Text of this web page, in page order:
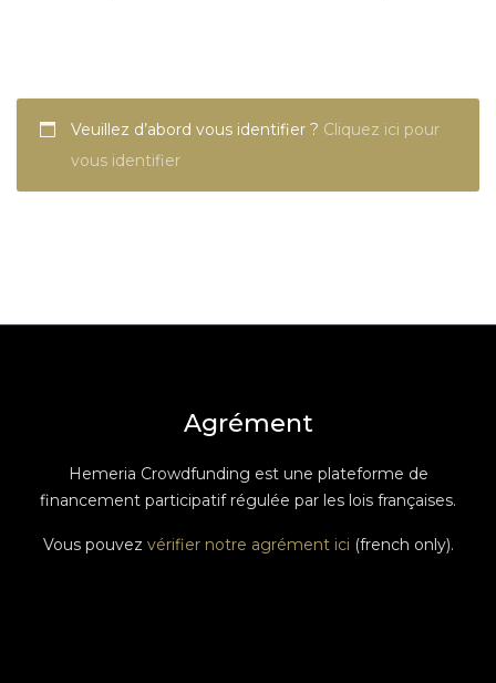
Veuillez d’abord vous identifier ? Cliquez ici pour
vous identifier
Agrément
Hemeria Crowdfunding est une plateforme de
financement participatif régulée par les lois françaises.
Vous pouvez vérifier notre agrément ici (french only).